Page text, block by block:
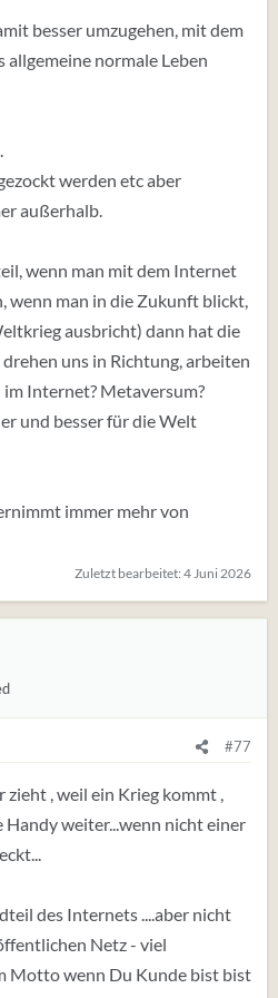
nehme in der Psychiatrie auch
Buch „es muss nicht immer
Sind höhere Mächte dabei?
irgendwie anders, besser
und ich muss es weiter
überhaupt nichts
schnappte ich mir eine
zu lesen, vielleicht muss ich
Geld interessiert mich nicht,
weiß nicht ob ich es schon
nie ausleben konnte? Sie hat
ich weiß nicht…auf jeden
ist eine legitime
besser umzugehen, mit dem
allgemeine normale Leben
werden etc aber
außerhalb.
wenn man mit dem Internet
wenn man in die Zukunft blickt,
ausbricht) dann hat die
uns in Richtung, arbeiten
Internet? Metaversum?
und besser für die Welt
immer mehr von
Zuletzt bearbeitet: 4 Juni 2026
#77
zieht , weil ein Krieg kommt ,
Handy weiter...wenn nicht einer
des Internets ....aber nicht
Netz - viel
Motto wenn Du Kunde bist bist